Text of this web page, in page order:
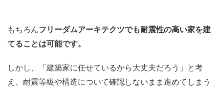
もちろんフリーダムアーキテクツでも耐震性の高い家を建
てることは可能です。
しかし、「建築家に任せているから大丈夫だろう」と考
え、耐震等級や構造について確認しないまま進めてしまう